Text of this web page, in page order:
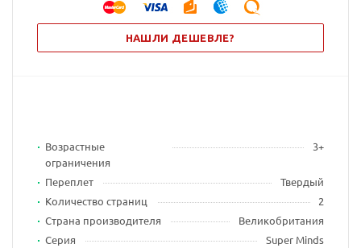
НАШЛИ ДЕШЕВЛЕ?
Возрастные
ограничения
3+
Переплет
Твердый
Количество страниц
2
Страна производителя
Великобритания
Серия
Super Minds